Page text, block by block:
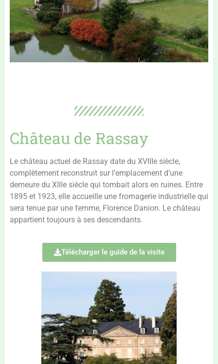
Château de Rassay
Le château actuel de Rassay date du XVIIIe siècle,
complètement reconstruit sur l’emplacement d’une
demeure du XIIIe siècle qui tombait alors en ruines. Entre
1895 et 1923, elle accueille une fromagerie industrielle qui
sera tenue par une femme, Florence Danion. Le château
appartient toujours à ses descendants.
Télécharger le guide de la visite